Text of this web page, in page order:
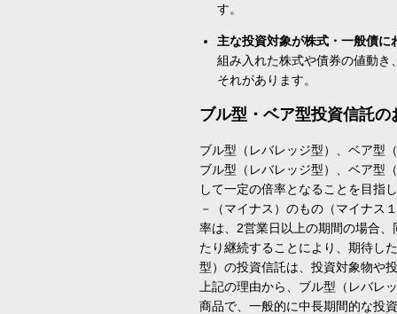
す。
主な投資対象が株式・一般債
組み入れた株式や債券の値動
それがあります。
ブル型・ベア型投資信託
ブル型（レバレッジ型）、ベア型
ブル型（レバレッジ型）、ベア型
して一定の倍率となることを目指
－（マイナス）のもの（マイナス
率は、2営業日以上の期間の場合
たり継続することにより、期待し
型）の投資信託は、投資対象物や
上記の理由から、ブル型（レバレ
商品で、一般的に中長期間的な投